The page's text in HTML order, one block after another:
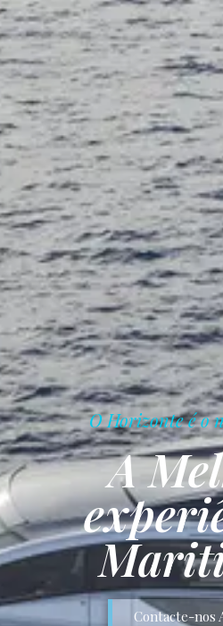
O Horizonte é o
A
Contacte-nos